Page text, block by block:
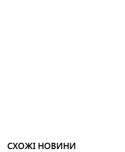
СХОЖІ НОВИНИ